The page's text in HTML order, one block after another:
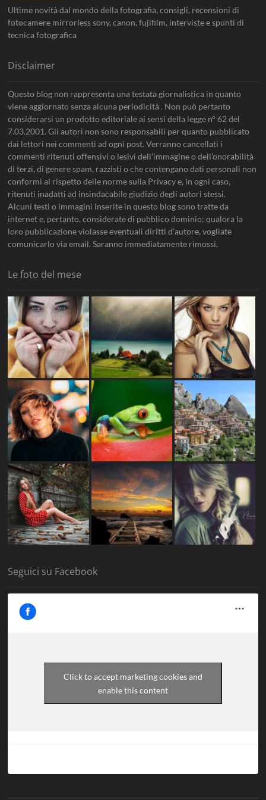
Ultime novità dal mondo della fotografia, consigli, recensioni di
fotocamere mirrorless sony, canon, fujifilm, interviste e spunti di
tecnica fotografica
Disclaimer
Questo blog non rappresenta una testata giornalistica in quanto
viene aggiornato senza alcuna periodicità . Non può pertanto
considerarsi un prodotto editoriale ai sensi della legge n° 62 del
7.03.2001. Gli autori non sono responsabili per quanto pubblicato
dai lettori nei commenti ad ogni post. Verranno cancellati i
commenti ritenuti offensivi o lesivi dell’immagine o dell’onorabilità
di terzi, di genere spam, razzisti o che contengano dati personali non
conformi al rispetto delle norme sulla Privacy e, in ogni caso,
ritenuti inadatti ad insindacabile giudizio degli autori stessi.
Alcuni testi o immagini inserite in questo blog sono tratte da
internet e, pertanto, considerate di pubblico dominio; qualora la
loro pubblicazione violasse eventuali diritti d’autore, vogliate
comunicarlo via email. Saranno immediatamente rimossi.
Le foto del mese
Seguici su Facebook
Click to accept marketing cookies and
enable this content